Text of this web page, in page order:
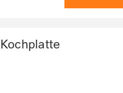
Kochplatte